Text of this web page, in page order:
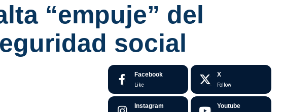
“empuje” del
social
Facebook
Like
X
Follow
Instagram Youtube